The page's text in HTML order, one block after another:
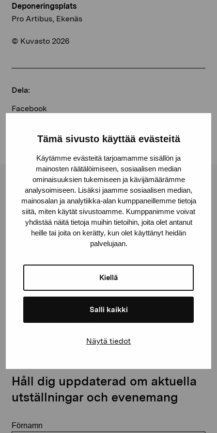
Tämä sivusto käyttää evästeitä
Käytämme evästeitä tarjoamamme sisällön ja
mainosten räätälöimiseen, sosiaalisen median
ominaisuuksien tukemiseen ja kävijämäärämme
analysoimiseen. Lisäksi jaamme sosiaalisen median,
mainosalan ja analytiikka-alan kumppaneillemme tietoja
siitä, miten käytät sivustoamme. Kumppanimme voivat
yhdistää näitä tietoja muihin tietoihin, joita olet antanut
heille tai joita on kerätty, kun olet käyttänyt heidän
palvelujaan.
Kiellä
Salli kaikki
Näytä tiedot
Deponeringsplats
Pro Artibus, Ekenäs
© Kuvasto 2026
Dela:
Facebook
Stiftelsen Pro Artibus
Gustav Wasas gata 11
10600 Ekenäs
proartibus@proartibus.fi
Kontakta oss
Håll dig uppdaterad om aktuella
utställningar och evenemang
Förnamn